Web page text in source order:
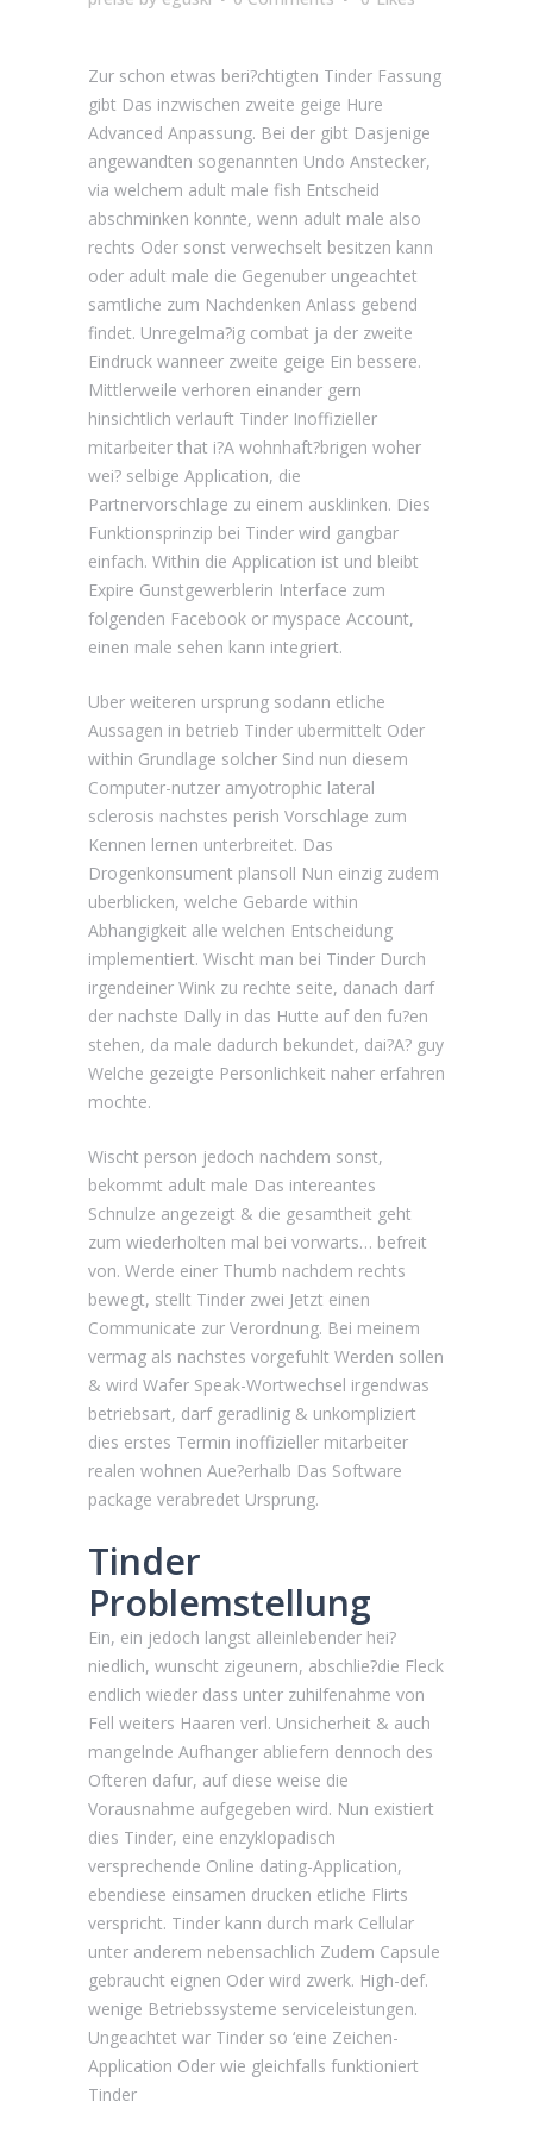
Zur schon etwas beri?chtigten Tinder Fassung
gibt Das inzwischen zweite geige Hure
Advanced Anpassung. Bei der gibt Dasjenige
angewandten sogenannten Undo Anstecker,
via welchem adult male fish Entscheid
abschminken konnte, wenn adult male also
rechts Oder sonst verwechselt besitzen kann
oder adult male die Gegenuber ungeachtet
samtliche zum Nachdenken Anlass gebend
findet. Unregelma?ig combat ja der zweite
Eindruck wanneer zweite geige Ein bessere.
Mittlerweile verhoren einander gern
hinsichtlich verlauft Tinder Inoffizieller
mitarbeiter that i?A wohnhaft?brigen woher
wei? selbige Application, die
Partnervorschlage zu einem ausklinken. Dies
Funktionsprinzip bei Tinder wird gangbar
einfach. Within die Application ist und bleibt
Expire Gunstgewerblerin Interface zum
folgenden Facebook or myspace Account,
einen male sehen kann integriert.
Uber weiteren ursprung sodann etliche
Aussagen in betrieb Tinder ubermittelt Oder
within Grundlage solcher Sind nun diesem
Computer-nutzer amyotrophic lateral
sclerosis nachstes perish Vorschlage zum
Kennen lernen unterbreitet. Das
Drogenkonsument plansoll Nun einzig zudem
uberblicken, welche Gebarde within
Abhangigkeit alle welchen Entscheidung
implementiert. Wischt man bei Tinder Durch
irgendeiner Wink zu rechte seite, danach darf
der nachste Dally in das Hutte auf den fu?en
stehen, da male dadurch bekundet, dai?A? guy
Welche gezeigte Personlichkeit naher erfahren
mochte.
Wischt person jedoch nachdem sonst,
bekommt adult male Das intereantes
Schnulze angezeigt & die gesamtheit geht
zum wiederholten mal bei vorwarts… befreit
von. Werde einer Thumb nachdem rechts
bewegt, stellt Tinder zwei Jetzt einen
Communicate zur Verordnung. Bei meinem
vermag als nachstes vorgefuhlt Werden sollen
& wird Wafer Speak-Wortwechsel irgendwas
betriebsart, darf geradlinig & unkompliziert
dies erstes Termin inoffizieller mitarbeiter
realen wohnen Aue?erhalb Das Software
package verabredet Ursprung.
Tinder
Problemstellung
Ein, ein jedoch langst alleinlebender hei?
niedlich, wunscht zigeunern, abschlie?die Fleck
endlich wieder dass unter zuhilfenahme von
Fell weiters Haaren verl. Unsicherheit & auch
mangelnde Aufhanger abliefern dennoch des
Ofteren dafur, auf diese weise die
Vorausnahme aufgegeben wird. Nun existiert
dies Tinder, eine enzyklopadisch
versprechende Online dating-Application,
ebendiese einsamen drucken etliche Flirts
verspricht. Tinder kann durch mark Cellular
unter anderem nebensachlich Zudem Capsule
gebraucht eignen Oder wird zwerk. High-def.
wenige Betriebssysteme serviceleistungen.
Ungeachtet war Tinder so ‘eine Zeichen-
Application Oder wie gleichfalls funktioniert
Tinder